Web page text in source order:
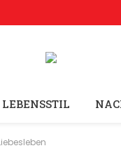
LEBENSSTIL